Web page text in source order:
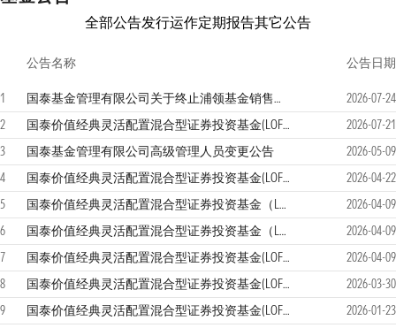
全部公告发行运作定期报告其它公告
公告名称 公告日期
1 国泰基金管理有限公司关于终止浦领基金销售有限公司办理本公司旗下基金销售业务的公告
2026-07-24
2
国泰价值经典灵活配置混合型证券投资基金(LOF)2026年第2季度报告
2026-07-21
3
国泰基金管理有限公司高级管理人员变更公告
2026-05-09
4
国泰价值经典灵活配置混合型证券投资基金(LOF)2026年第1季度报告
2026-04-22
5
国泰价值经典灵活配置混合型证券投资基金（LOF）基金经理变更公告
2026-04-09
6
国泰价值经典灵活配置混合型证券投资基金（LOF）更新招募说明书（2026年第一号）
2026-04-09
7
国泰价值经典灵活配置混合型证券投资基金(LOF)产品资料概要更新
2026-04-09
8
国泰价值经典灵活配置混合型证券投资基金(LOF)2025年年度报告
2026-03-30
9
国泰价值经典灵活配置混合型证券投资基金(LOF)2025年第4季度报告 2026-01-23